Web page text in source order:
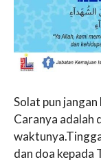
Solat pun
Caranya adalah
dan doa kepada